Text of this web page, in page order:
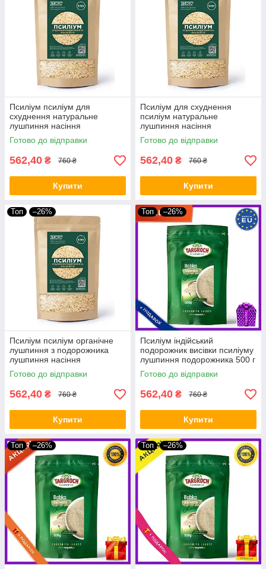
Псиліум псиліум для
схуднення натуральне
лушпиння насіння
подорожника psyllium
псиліум 500 g Індія ZDROVO
Готово до відправки
562,40 ₴ 760 ₴
Купити
Псиліум для схуднення
псиліум натуральне
лушпиння насіння
подорожника psyllium
псиліум 500 g Індія ZDROVO
Готово до відправки
562,40 ₴ 760 ₴
Купити
Топ –26%
Псиліум псиліум органічне
лушпиння з подорожника
лушпиння насіння
подорожника 500 g Індія
ZDROVO
Готово до відправки
562,40 ₴ 760 ₴
Купити
Топ –26%
Псиліум індійський
подорожник висівки псиліуму
лушпиння подорожника 500 г
Targroch
Готово до відправки
562,40 ₴ 760 ₴
Купити
Топ –26% Топ –26%